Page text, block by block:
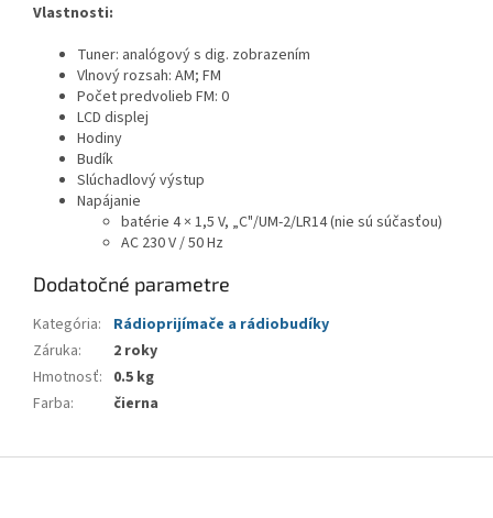
Vlastnosti:
Tuner: analógový s dig. zobrazením
Vlnový rozsah: AM; FM
Počet predvolieb FM: 0
LCD displej
Hodiny
Budík
Slúchadlový výstup
Napájanie
batérie 4 × 1,5 V, „C"/UM-2/LR14 (nie sú súčasťou)
AC 230 V / 50 Hz
Dodatočné parametre
Kategória:
Rádioprijímače a rádiobudíky
Záruka:
2 roky
Hmotnosť: 0.5 kg
Farba: čierna